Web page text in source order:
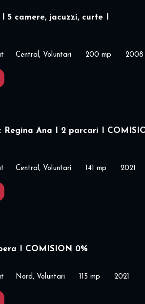
5 camere, jacuzzi, curte I
Central, Voluntari 200 mp 2008
Regina Ana I 2 parcari I
Central, Voluntari 141 mp 2021
I COMISION 0%
Nord, Voluntari 115 mp 2021